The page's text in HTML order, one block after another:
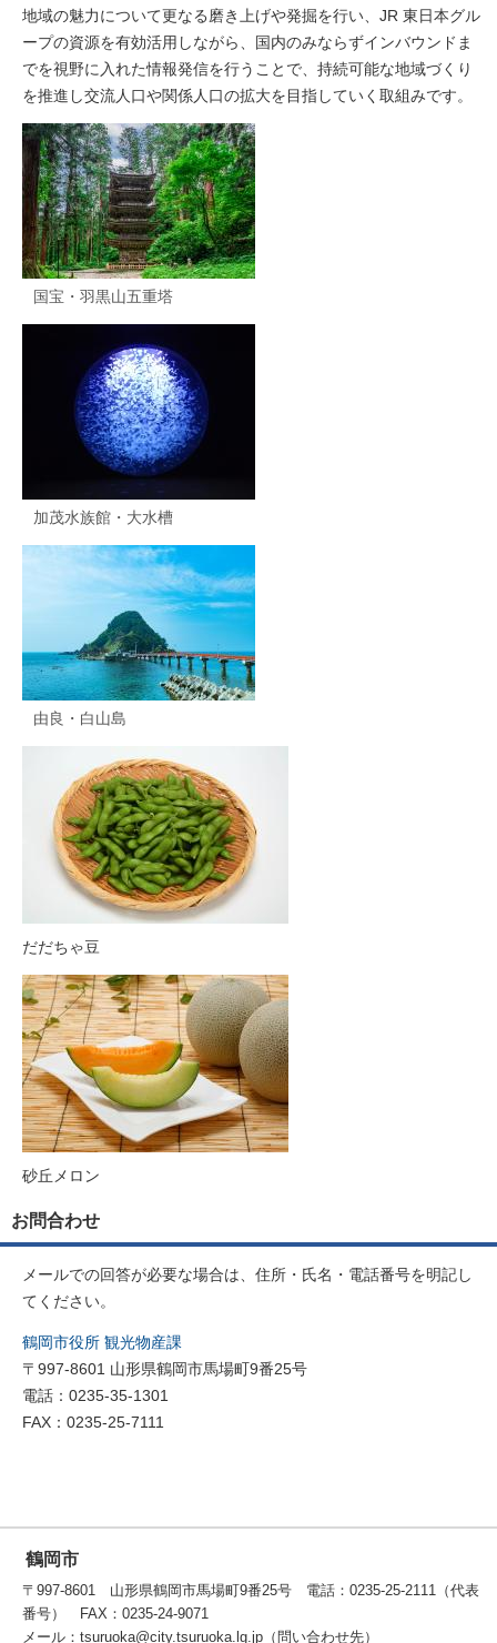
地域の魅力について更なる磨き上げや発掘を行い、JR 東日本グル
ープの資源を有効活用しながら、国内のみならずインバウンドま
でを視野に入れた情報発信を行うことで、持続可能な地域づくり
を推進し交流人口や関係人口の拡大を目指していく取組みです。
国宝・羽黒山五重塔
加茂水族館・大水槽
由良・白山島
だだちゃ豆
砂丘メロン
お問合わせ
メールでの回答が必要な場合は、住所・氏名・電話番号を明記し
てください。
鶴岡市役所 観光物産課
〒997-8601 山形県鶴岡市馬場町9番25号
電話：0235-35-1301
FAX：0235-25-7111
鶴岡市
〒997-8601 山形県鶴岡市馬場町9番25号 電話：0235-25-2111（代表
番号） FAX：0235-24-9071
メール：tsuruoka@city.tsuruoka.lg.jp（問い合わせ先）